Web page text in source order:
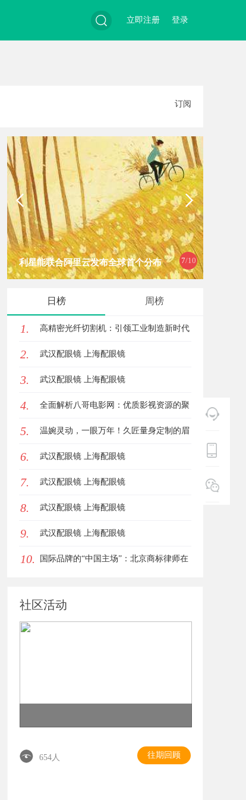
登录
立即注册
订阅
7/10
利星能联合阿里云发布全球首个分布
日榜 周榜
1. 高精密光纤切割机：引领工业制造新时代
的利器
2. 武汉配眼镜 上海配眼镜
3. 武汉配眼镜 上海配眼镜
4. 全面解析八哥电影网：优质影视资源的聚
集地与观影体验升级方案
5. 温婉灵动，一眼万年！久匠量身定制的眉
眼唇，才是你整张脸的点睛之笔！淡颜系
女生的气质加分项
6. 武汉配眼镜 上海配眼镜
7. 武汉配眼镜 上海配眼镜
8. 武汉配眼镜 上海配眼镜
9. 武汉配眼镜 上海配眼镜
10. 国际品牌的“中国主场”：北京商标律师在
社区活动
654人 往期回顾